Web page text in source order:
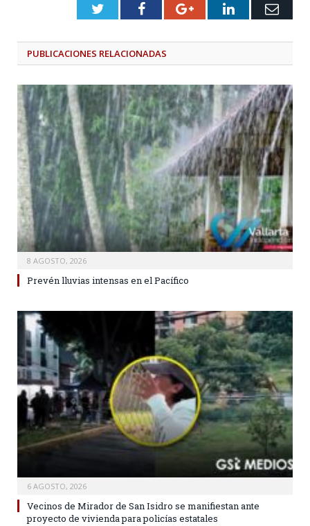
TwitterFacebookGoogle+LinkedIn
PUBLICACIONES RELACIONADAS
8 AGOSTO, 2026
Prevén lluvias intensas en el Pacífico
6 AGOSTO, 2026
Vecinos de Mirador de San Isidro se manifiestan ante
proyecto de vivienda para policías estatales